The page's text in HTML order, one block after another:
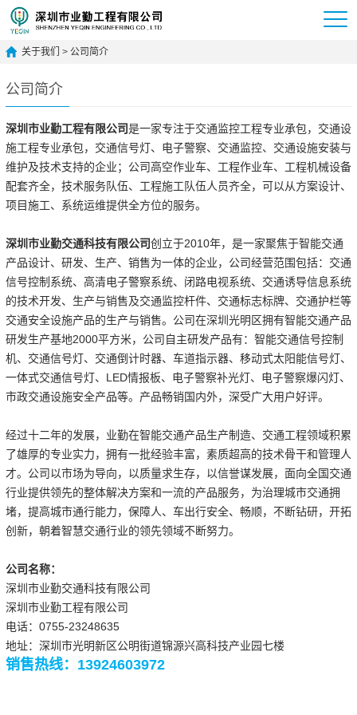
关于我们 > 公司简介
公司简介
深圳市业勤工程有限公司是一家专注于交通监控工程专业承包，交通设
施工程专业承包，交通信号灯、电子警察、交通监控、交通设施安装与
维护及技术支持的企业；公司高空作业车、工程作业车、工程机械设备
配套齐全，技术服务队伍、工程施工队伍人员齐全，可以从方案设计、
项目施工、系统运维提供全方位的服务。
深圳市业勤交通科技有限公司创立于2010年，是一家聚焦于智能交通
产品设计、研发、生产、销售为一体的企业，公司经营范围包括：交通
信号控制系统、高清电子警察系统、闭路电视系统、交通诱导信息系统
的技术开发、生产与销售及交通监控杆件、交通标志标牌、交通护栏等
交通安全设施产品的生产与销售。公司在深圳光明区拥有智能交通产品
研发生产基地2000平方米，公司自主研发产品有：智能交通信号控制
机、交通信号灯、交通倒计时器、车道指示器、移动式太阳能信号灯、
一体式交通信号灯、LED情报板、电子警察补光灯、电子警察爆闪灯、
市政交通设施安全产品等。产品畅销国内外，深受广大用户好评。
经过十二年的发展，业勤在智能交通产品生产制造、交通工程领域积累
了雄厚的专业实力，拥有一批经验丰富，素质超高的技术骨干和管理人
才。公司以市场为导向，以质量求生存，以信誉谋发展，面向全国交通
行业提供领先的整体解决方案和一流的产品服务，为治理城市交通拥
堵，提高城市通行能力，保障人、车出行安全、畅顺，不断钻研，开拓
创新，朝着智慧交通行业的领先领域不断努力。
公司名称：
深圳市业勤交通科技有限公司
深圳市业勤工程有限公司
电话：0755-23248635
地址：深圳市光明新区公明街道锦源兴高科技产业园七楼
销售热线：13924603972